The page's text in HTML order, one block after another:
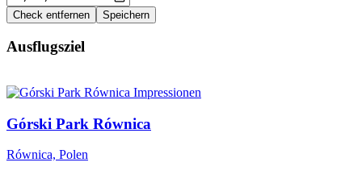
Check entfernen Speichern
Ausflugsziel
Górski Park Równica
Równica, Polen